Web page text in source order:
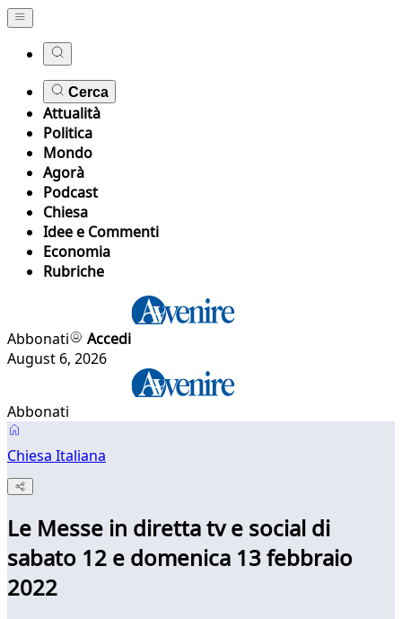
Cerca
Attualità
Politica
Mondo
Agorà
Podcast
Chiesa
Idee e Commenti
Economia
Rubriche
Abbonati
Accedi
August 6, 2026
Abbonati
Chiesa Italiana
Le Messe in diretta tv e social di
sabato 12 e domenica 13 febbraio
2022